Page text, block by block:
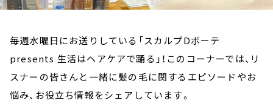
毎週水曜日にお送りしている「スカルプDボーテ
presents 生活はヘアケアで踊る」！このコーナーでは、リ
スナーの皆さんと一緒に髪の毛に関するエピソードやお
悩み、お役立ち情報をシェアしています。